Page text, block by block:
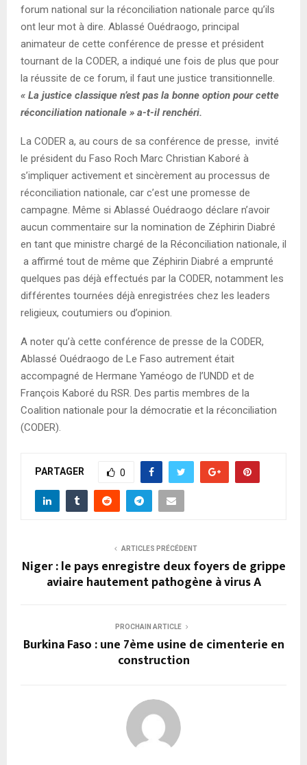
forum national sur la réconciliation nationale parce qu’ils
ont leur mot à dire. Ablassé Ouédraogo, principal
animateur de cette conférence de presse et président
tournant de la CODER, a indiqué une fois de plus que pour
la réussite de ce forum, il faut une justice transitionnelle.
« La justice classique n’est pas la bonne option pour cette
réconciliation nationale » a-t-il renchéri.
La CODER a, au cours de sa conférence de presse, invité
le président du Faso Roch Marc Christian Kaboré à
s’impliquer activement et sincèrement au processus de
réconciliation nationale, car c’est une promesse de
campagne. Même si Ablassé Ouédraogo déclare n’avoir
aucun commentaire sur la nomination de Zéphirin Diabré
en tant que ministre chargé de la Réconciliation nationale, il
a affirmé tout de même que Zéphirin Diabré a emprunté
quelques pas déjà effectués par la CODER, notamment les
différentes tournées déjà enregistrées chez les leaders
religieux, coutumiers ou d’opinion.
A noter qu’à cette conférence de presse de la CODER,
Ablassé Ouédraogo de Le Faso autrement était
accompagné de Hermane Yaméogo de l’UNDD et de
François Kaboré du RSR. Des partis membres de la
Coalition nationale pour la démocratie et la réconciliation
(CODER).
PARTAGER 0
ARTICLES PRÉCÉDENT
Niger : le pays enregistre deux foyers de grippe
aviaire hautement pathogène à virus A
PROCHAIN ARTICLE
Burkina Faso : une 7ème usine de cimenterie en
construction